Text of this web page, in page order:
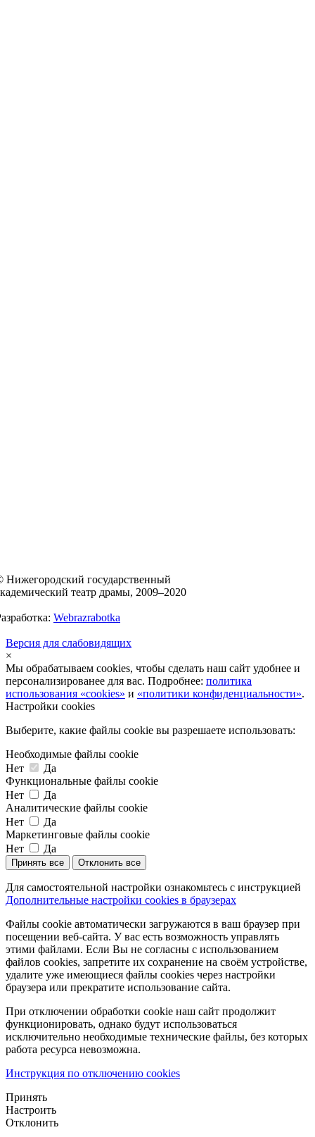
Нижегородский государственный
театр драмы, 2009–2020
Webrazrabotka
Версия для слабовидящих
×
Мы обрабатываем cookies, чтобы сделать наш сайт удобнее и
персонализированее для вас. Подробнее: политика
использования «cookies» и «политики конфиденциальности».
Настройки cookies
Выберите, какие файлы cookie вы разрешаете использовать:
Необходимые файлы cookie
Нет
Да
Функциональные файлы cookie
Нет
Да
Аналитические файлы cookie
Нет
Да
Маркетинговые файлы cookie
Нет
Да
Принять все Отклонить все
Для самостоятельной настройки ознакомьтесь с инструкцией
Дополнительные настройки cookies в браузерах
Файлы cookie автоматически загружаются в ваш браузер при
посещении веб-сайта. У вас есть возможность управлять
этими файлами. Если Вы не согласны с использованием
файлов cookies, запретите их сохранение на своём устройстве,
удалите уже имеющиеся файлы cookies через настройки
браузера или прекратите использование сайта.
При отключении обработки cookie наш сайт продолжит
функционировать, однако будут использоваться
исключительно необходимые технические файлы, без которых
работа ресурса невозможна.
Инструкция по отключению cookies
Принять
Настроить
Отклонить